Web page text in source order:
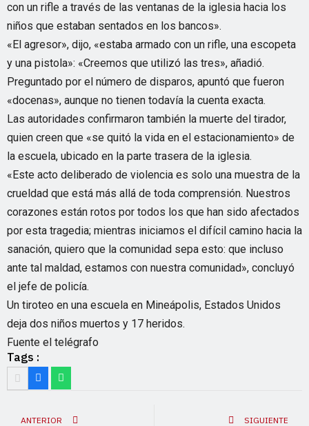
con un rifle a través de las ventanas de la iglesia hacia los
niños que estaban sentados en los bancos».
«El agresor», dijo, «estaba armado con un rifle, una escopeta
y una pistola»: «Creemos que utilizó las tres», añadió.
Preguntado por el número de disparos, apuntó que fueron
«docenas», aunque no tienen todavía la cuenta exacta.
Las autoridades confirmaron también la muerte del tirador,
quien creen que «se quitó la vida en el estacionamiento» de
la escuela, ubicado en la parte trasera de la iglesia.
«Este acto deliberado de violencia es solo una muestra de la
crueldad que está más allá de toda comprensión. Nuestros
corazones están rotos por todos los que han sido afectados
por esta tragedia; mientras iniciamos el difícil camino hacia la
sanación, quiero que la comunidad sepa esto: que incluso
ante tal maldad, estamos con nuestra comunidad», concluyó
el jefe de policía.
Un tiroteo en una escuela en Mineápolis, Estados Unidos
deja dos niños muertos y 17 heridos.
Fuente el telégrafo
Tags :
ANTERIOR SIGUIENTE